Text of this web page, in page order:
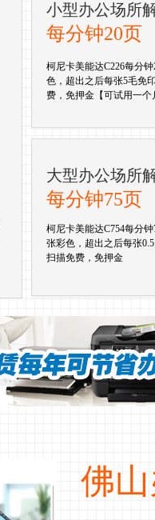
小型办公场所
每分钟20页
柯尼卡美能达C226每分
色，超出之后每张5毛免
费，免押金【可试用一个
大型办公场所
每分钟75页
柯尼卡美能达C754每分
张彩色，超出之后每张
扫描免费，免押金
佛